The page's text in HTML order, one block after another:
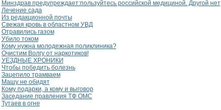
Минздрав предупреждает:пользуйтесь российской медициной. Другой нет
Лечение сада
Из редакционной почты
Свежая кровь в областном УВД
Отравились газом
Убило током
Кому нужна молодежная поликлиника?
Очистим Волгу от наркотиков!
УЕЗДНЫЕ ХРОНИКИ
Чтобы победить болезнь
Зацепило трамваем
Машу не обидят
Кому подарки, а кому и выговор
Заседание правления ТФ ОМС
Тутаев в огне